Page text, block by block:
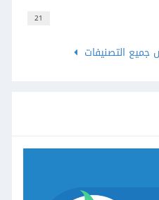
21
جميع التصنيفات